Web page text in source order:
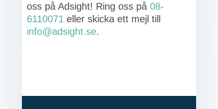
oss på Adsight! Ring oss på 08-
6110071 eller skicka ett mejl till
info@adsight.se.